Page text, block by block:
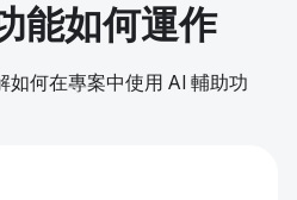
能如何運作
如何在專案中使用 AI 輔助功